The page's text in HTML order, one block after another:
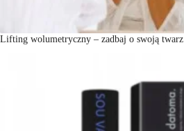
Lifting wolumetryczny – zadbaj o swoją twarz